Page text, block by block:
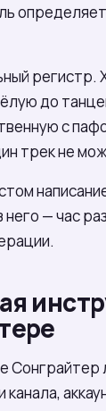
регистр.
до
с
трек не
него — час